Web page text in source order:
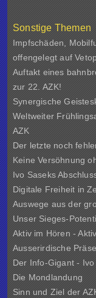
Sonstige Themen
Impfschäden,
offengelegt auf
Auftakt eines
zur 22. AZK!
Synergische
Weltweiter
AZK
Der letzte noch
Keine Versöhnung
Ivo Saseks
Digitale Freiheit in
Auswege aus der
Unser Sieges-
Aktiv im Hören -
Ausserirdische
Der Info-Gigant - Ivo
Die Mondlandung
Sinn und Ziel der